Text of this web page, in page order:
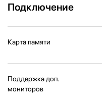
Подключение
Карта памяти
Поддержка доп.
мониторов